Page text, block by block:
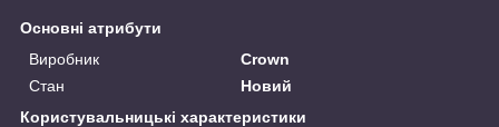
Основні атрибути
Виробник
Crown
Стан
Новий
Користувальницькі характеристики